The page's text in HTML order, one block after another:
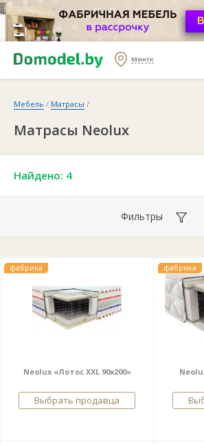
Минск
Мебель / Матрасы /
Матрасы Neolux
Найдено: 4
Фильтры
фабрика
Neolux «Лотос XXL 90x200»
Выбрать продавца
фабрика